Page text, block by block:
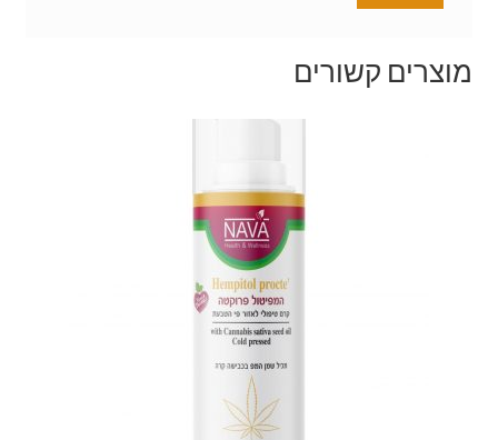
מוצרים קשורים